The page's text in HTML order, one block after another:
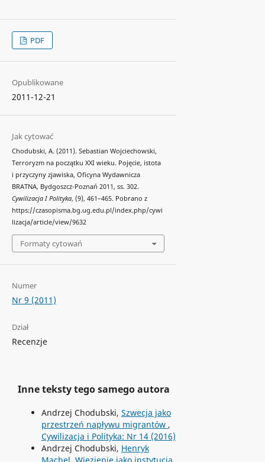
PDF
Opublikowane
2011-12-21
Jak cytować
Chodubski, A. (2011). Sebastian Wojciechowski,
Terroryzm na początku XXI wieku. Pojęcie, istota
i przyczyny zjawiska, Oficyna Wydawnicza
BRATNA, Bydgoszcz-Poznań 2011, ss. 302.
Cywilizacja I Polityka, (9), 461–465. Pobrano z
https://czasopisma.bg.ug.edu.pl/index.php/cywi
lizacja/article/view/9632
Formaty cytowań
Numer
Nr 9 (2011)
Dział
Recenzje
Inne teksty tego samego autora
Andrzej Chodubski, Szwecja jako
przestrzeń napływu migrantów ,
Cywilizacja i Polityka: Nr 14 (2016)
Andrzej Chodubski, Henryk
Machel, Więzienie jako instytucja